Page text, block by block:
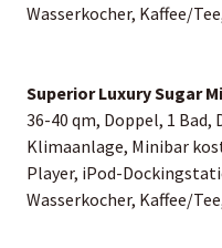
Wasserkocher, Kaffee/
Superior Luxury Sugar
36-40 qm, Doppel, 1 Bad,
Klimaanlage, Minibar
Player, iPod-
Wasserkocher, Kaffee/